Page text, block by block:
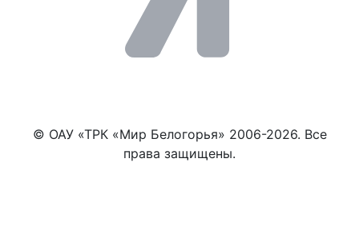
© ОАУ «ТРК «Мир Белогорья» 2006-2026. Все
права защищены.